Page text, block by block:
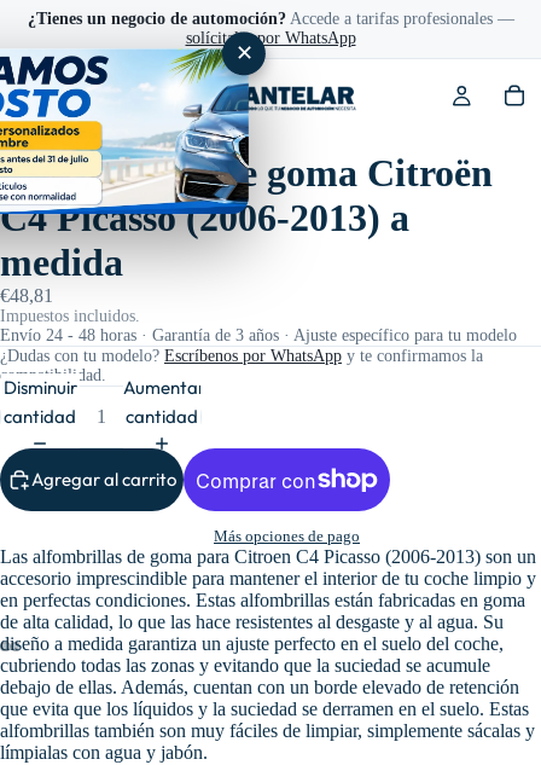
¿Tienes un negocio de automoción?Accede a tarifas profesionales —
solícitalas por WhatsApp
✕
Ref: FG0636
Alfombrillas de goma Citroën
C4 Picasso (2006-2013) a
medida
€48,81
Impuestos incluidos.
Envío 24 - 48 horas · Garantía de 3 años · Ajuste específico para tu modelo
¿Dudas con tu modelo? Escríbenos por WhatsApp y te confirmamos la
compatibilidad.
Disminuir
cantidad
Aumentar
cantidad
Agregar al carrito
Más opciones de pago
Las alfombrillas de goma para Citroen C4 Picasso (2006-2013) son un
accesorio imprescindible para mantener el interior de tu coche limpio y
en perfectas condiciones. Estas alfombrillas están fabricadas en goma
de alta calidad, lo que las hace resistentes al desgaste y al agua. Su
diseño a medida garantiza un ajuste perfecto en el suelo del coche,
cubriendo todas las zonas y evitando que la suciedad se acumule
debajo de ellas. Además, cuentan con un borde elevado de retención
que evita que los líquidos y la suciedad se derramen en el suelo. Estas
alfombrillas también son muy fáciles de limpiar, simplemente sácalas y
límpialas con agua y jabón.